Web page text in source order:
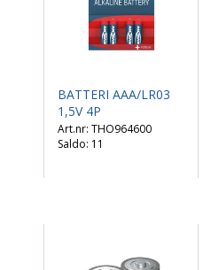
BATTERI AAA/LR03
1,5V 4P
THO964600
Saldo: 11